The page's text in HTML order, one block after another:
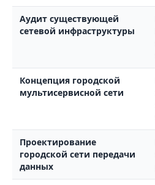
Аудит существующей
сетевой инфраструктуры
Концепция городской
мультисервисной сети
Проектирование
городской сети передачи
данных